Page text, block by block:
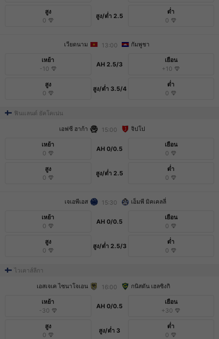
สูง
0
สูง/ต่ำ 2.5
ต่ำ
0
เวียดนาม 13:00 กัมพูชา
เหย้า
-10
AH 2.5/3
เยือน
+10
สูง
0
สูง/ต่ำ 3.5/4
ต่ำ
0
ฟินแลนด์ ยัคโคเน่น
เอฟซี ฮาก้า 15:00 จิปโป
เหย้า
0
AH 0/0.5
เยือน
0
สูง
0
สูง/ต่ำ 2.5
ต่ำ
0
เจเอพีเอส 15:30 เอ็มพี มิคเคลลี่
เหย้า
0
AH 0/0.5
เยือน
0
สูง
0
สูง/ต่ำ 2.5/3
ต่ำ
0
ไวเคาส์ลีกา
เอสเจเค ไซนาโจเอน 16:00 กนิสตัน เฮลซิงกิ
เหย้า
-30
AH 0/0.5
เยือน
+30
สูง
0
สูง/ต่ำ 3
ต่ำ
0